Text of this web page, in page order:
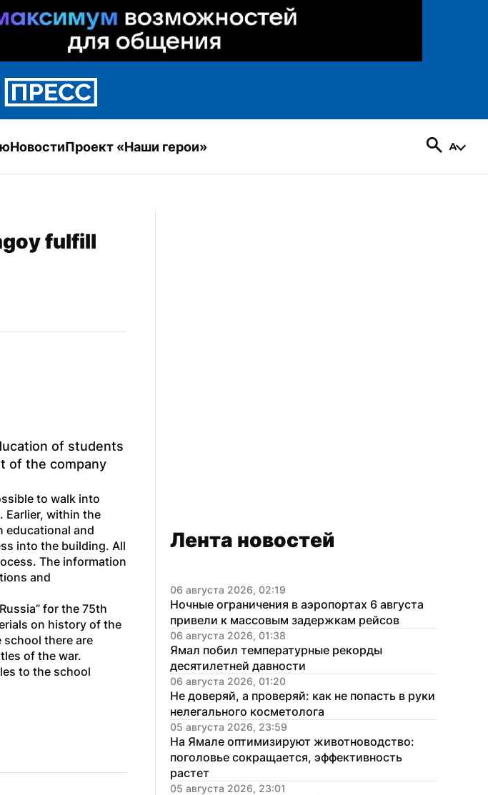
НовостиПроект «Наши герои»
fulfill
of students
of the company
to walk into
Earlier, within the
educational and
into the building. All
The information
and
for the 75th
on history of the
school there are
of the war.
to the school
Лента новостей
06 августа 2026, 02:19
Ночные ограничения в аэропортах 6 августа
привели к массовым задержкам рейсов
06 августа 2026, 01:38
Ямал побил температурные рекорды
десятилетней давности
06 августа 2026, 01:20
Не доверяй, а проверяй: как не попасть в руки
нелегального косметолога
05 августа 2026, 23:59
На Ямале оптимизируют животноводство:
поголовье сокращается, эффективность
растет
05 августа 2026, 23:01